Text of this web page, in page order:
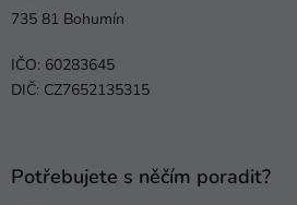
735 81 Bohumín
IČO: 60283645
DIČ: CZ7652135315
Potřebujete s něčím poradit?